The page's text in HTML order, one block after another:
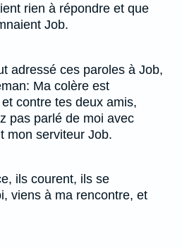
rien à répondre et que
Job.
adressé ces paroles à Job,
Ma colère est
contre tes deux amis,
pas parlé de moi avec
mon serviteur Job.
ils courent, ils se
viens à ma rencontre, et